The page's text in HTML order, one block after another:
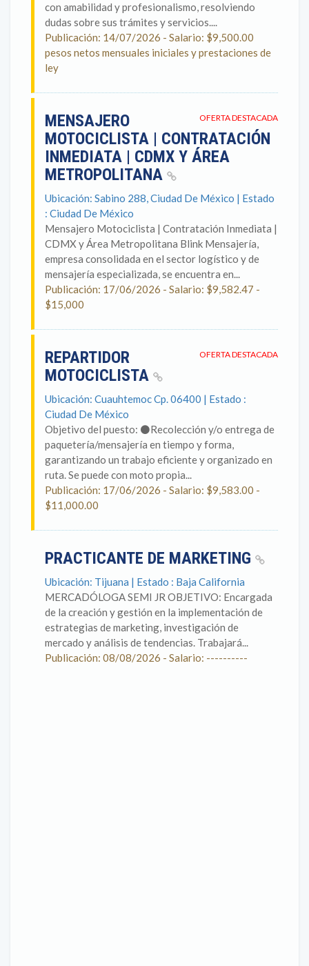
con amabilidad y profesionalismo, resolviendo
dudas sobre sus trámites y servicios....
Publicación: 14/07/2026 - Salario: $9,500.00
pesos netos mensuales iniciales y prestaciones de
ley
OFERTA DESTACADA
MENSAJERO
MOTOCICLISTA | CONTRATACIÓN
INMEDIATA | CDMX Y ÁREA
METROPOLITANA
Ubicación: Sabino 288, Ciudad De México | Estado
: Ciudad De México
Mensajero Motociclista | Contratación Inmediata |
CDMX y Área Metropolitana Blink Mensajería,
empresa consolidada en el sector logístico y de
mensajería especializada, se encuentra en...
Publicación: 17/06/2026 - Salario: $9,582.47 -
$15,000
OFERTA DESTACADA
REPARTIDOR
MOTOCICLISTA
Ubicación: Cuauhtemoc Cp. 06400 | Estado :
Ciudad De México
Objetivo del puesto: ⚫Recolección y/o entrega de
paquetería/mensajería en tiempo y forma,
garantizando un trabajo eficiente y organizado en
ruta. Se puede con moto propia...
Publicación: 17/06/2026 - Salario: $9,583.00 -
$11,000.00
PRACTICANTE DE MARKETING
Ubicación: Tijuana | Estado : Baja California
MERCADÓLOGA SEMI JR OBJETIVO: Encargada
de la creación y gestión en la implementación de
estrategias de marketing, investigación de
mercado y análisis de tendencias. Trabajará...
Publicación: 08/08/2026 - Salario: ----------